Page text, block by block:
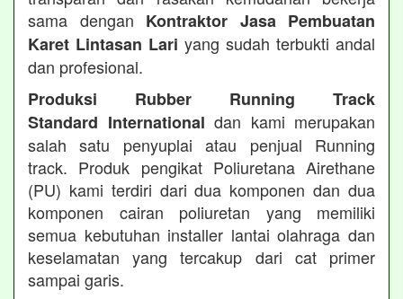
sama dengan Kontraktor Jasa Pembuatan
Karet Lintasan Lari yang sudah terbukti andal
dan profesional.
Produksi Rubber Running Track
Standard International dan kami merupakan
salah satu penyuplai atau penjual Running
track. Produk pengikat Poliuretana Airethane
(PU) kami terdiri dari dua komponen dan dua
komponen cairan poliuretan yang memiliki
semua kebutuhan installer lantai olahraga dan
keselamatan yang tercakup dari cat primer
sampai garis.